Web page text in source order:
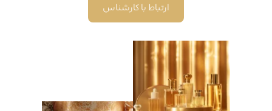
ارتباط با کارشناس